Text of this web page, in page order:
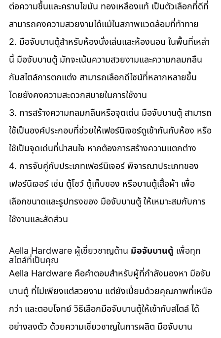
ต่อความชื้นและคราบไขมัน ทองเหลืองแท้ เป็นตัวเลือกที่ดีที่
สามารถคงความสวยงามได้แม้ในสภาพแวดล้อมที่ท้าทาย
2. มือจับบานตู้สำหรับห้องนั่งเล่นและห้องนอน ในพื้นที่เหล่า
นี้ มือจับบานตู้ มักจะเน้นความสวยงามและความกลมกลืน
กับสไตล์การตกแต่ง สามารถเลือกดีไซน์ที่หลากหลายขึ้น
โดยยังคงความสะดวกสบายในการใช้งาน
3. การสร้างความกลมกลืนหรือจุดเด่น มือจับบานตู้ สามารถ
ใช้เป็นองค์ประกอบที่ช่วยให้เฟอร์นิเจอร์ดูเข้ากันกับห้อง หรือ
ใช้เป็นจุดเด่นที่น่าสนใจ หากต้องการสร้างความแตกต่าง
4. การจับคู่กับประเภทเฟอร์นิเจอร์ พิจารณาประเภทของ
เฟอร์นิเจอร์ เช่น ตู้โชว์ ตู้เก็บของ หรือบานตู้เสื้อผ้า เพื่อ
เลือกขนาดและรูปทรงของ มือจับบานตู้ ให้เหมาะสมกับการ
ใช้งานและสัดส่วน
Aella Hardware ผู้เชี่ยวชาญด้าน มือจับบานตู้ เพื่อทุก
สไตล์ที่เป็นคุณ
Aella Hardware คือคำตอบสำหรับผู้ที่กำลังมองหา มือจับ
บานตู้ ที่ไม่เพียงแต่สวยงาม แต่ยังเปี่ยมด้วยคุณภาพที่เหนือ
กว่า และตอบโจทย์ วิธีเลือกมือจับบานตู้ให้เข้ากับสไตล์ ได้
อย่างลงตัว ด้วยความเชี่ยวชาญในการผลิต มือจับบาน